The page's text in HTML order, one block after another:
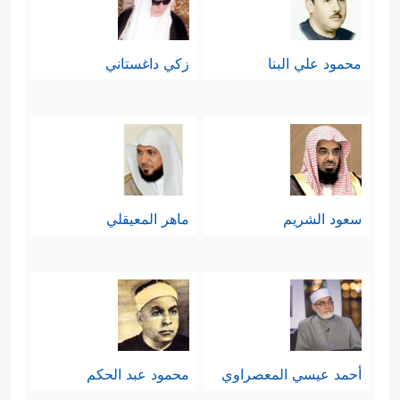
یَشۡهَدُونَ﴾
، نعم، هكذا؛ فالناس لن يسألوا
عن حقيقة هذه الآلهة، وما الذي يرجُونه
نفسها، هذه الأسئلة ليست مُهمَّة لدى
الجماهير الغافلة، وإنَّما المهم معرفة
الجاني وما سيُفعَل به.
هذا الجمهور الأبلَه الغافل لتبدأ هذه
المحاكمة الغريبة
﴿قَالُوۤاْ ءَأَنتَ فَعَلۡتَ هَـٰذَا
بِـَٔالِهَتِنَا یَـٰۤإِبۡرَ ٰ⁠هِیمُ
﴿٦٢﴾
قَالَ بَلۡ فَعَلَهُۥ كَبِیرُهُمۡ هَـٰذَا
محمود علي البنا زكي داغستاني
سعود الشريم ماهر المعيقلي
أحمد عيسي المعصراوي محمود عبد الحكم